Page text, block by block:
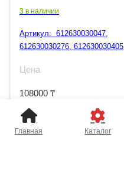
3 в наличии
Артикул: 612630030047,
612630030276, 612630030405
Цена
108000 ₸
Главная Каталог